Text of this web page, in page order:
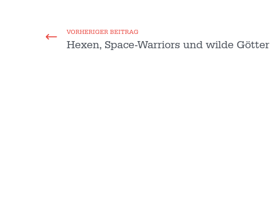
VORHERIGER BEITRAG
Hexen, Space-Warriors und wilde Götter